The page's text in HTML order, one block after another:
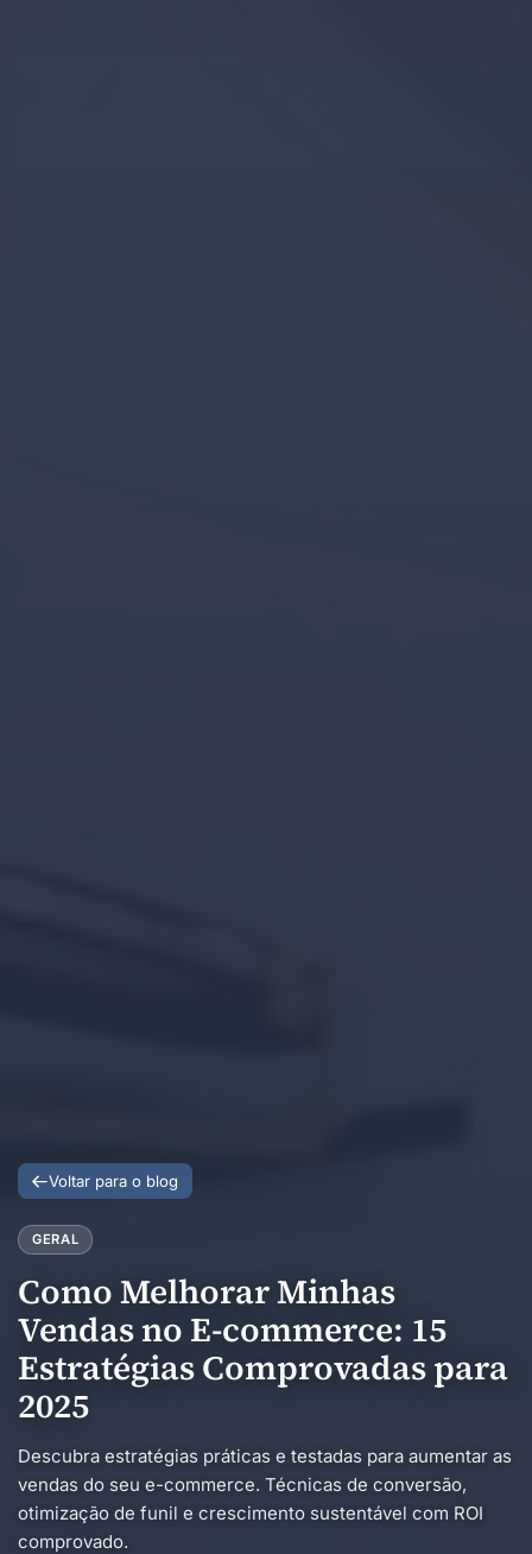
Voltar para o blog
GERAL
Como Melhorar Minhas
Vendas no E-commerce: 15
Estratégias Comprovadas para
2025
Descubra estratégias práticas e testadas para aumentar as
vendas do seu e-commerce. Técnicas de conversão,
otimização de funil e crescimento sustentável com ROI
comprovado.